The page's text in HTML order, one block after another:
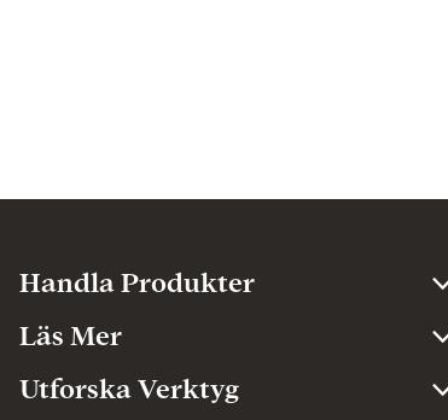
Handla Produkter
Läs Mer
Utforska Verktyg